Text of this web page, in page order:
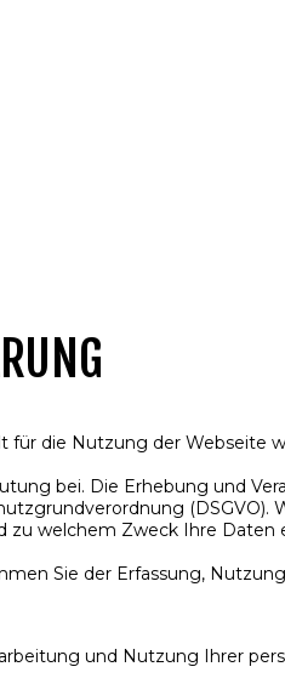
die Nutzung der Webseite
bei. Die Erhebung und
zu welchem Zweck Ihre
Sie der Erfassung,
und Nutzung Ihrer